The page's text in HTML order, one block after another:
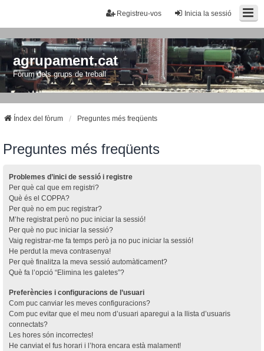
Inicia la sessió
Registreu-vos
agrupament.cat
Fòrum dels grups de treball
Índex del fòrum Preguntes més freqüents
Preguntes més freqüents
Problemes d’inici de sessió i registre
Per què cal que em registri?
Què és el COPPA?
Per què no em puc registrar?
M’he registrat però no puc iniciar la sessió!
Per què no puc iniciar la sessió?
Vaig registrar-me fa temps però ja no puc iniciar la sessió!
He perdut la meva contrasenya!
Per què finalitza la meva sessió automàticament?
Què fa l’opció “Elimina les galetes”?
Preferències i configuracions de l’usuari
Com puc canviar les meves configuracions?
Com puc evitar que el meu nom d’usuari aparegui a la llista d’usuaris
connectats?
Les hores són incorrectes!
He canviat el fus horari i l’hora encara està malament!